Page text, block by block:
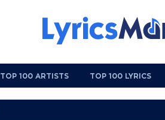
TOP 100 ARTISTS TOP 100 LYRICS